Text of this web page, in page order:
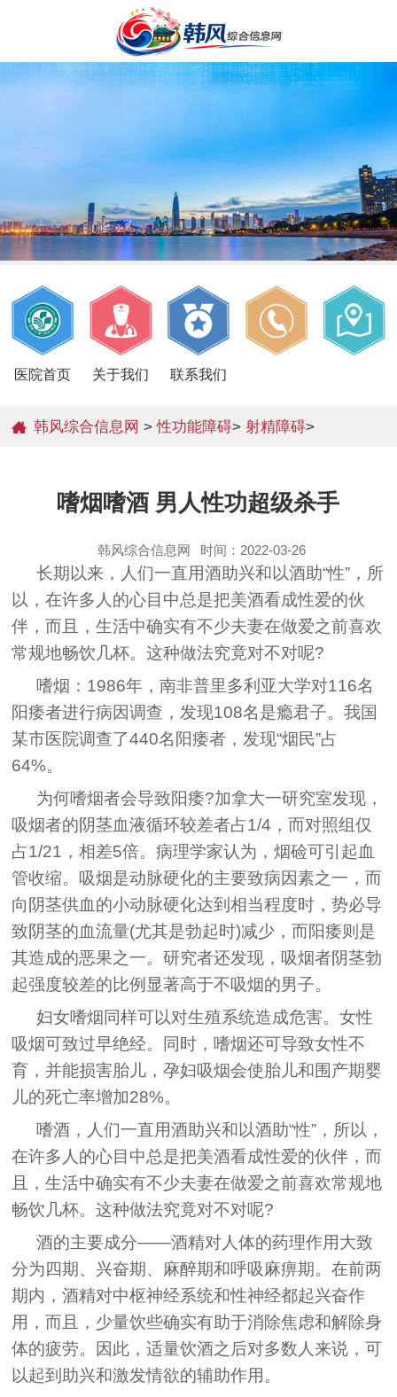
医院首页 关于我们 联系我们
韩风综合信息网 >性功能障碍>射精障碍>
嗜烟嗜酒 男人性功超级杀手
韩风综合信息网 时间：2022-03-26
长期以来，人们一直用酒助兴和以酒助“性”，所
以，在许多人的心目中总是把美酒看成性爱的伙
伴，而且，生活中确实有不少夫妻在做爱之前喜欢
常规地畅饮几杯。这种做法究竟对不对呢?
嗜烟：1986年，南非普里多利亚大学对116名
阳痿者进行病因调查，发现108名是瘾君子。我国
某市医院调查了440名阳痿者，发现“烟民”占
64%。
为何嗜烟者会导致阳痿?加拿大一研究室发现，
吸烟者的阴茎血液循环较差者占1/4，而对照组仅
占1/21，相差5倍。病理学家认为，烟硷可引起血
管收缩。吸烟是动脉硬化的主要致病因素之一，而
向阴茎供血的小动脉硬化达到相当程度时，势必导
致阴茎的血流量(尤其是勃起时)减少，而阳痿则是
其造成的恶果之一。研究者还发现，吸烟者阴茎勃
起强度较差的比例显著高于不吸烟的男子。
妇女嗜烟同样可以对生殖系统造成危害。女性
吸烟可致过早绝经。同时，嗜烟还可导致女性不
育，并能损害胎儿，孕妇吸烟会使胎儿和围产期婴
儿的死亡率增加28%。
嗜酒，人们一直用酒助兴和以酒助“性”，所以，
在许多人的心目中总是把美酒看成性爱的伙伴，而
且，生活中确实有不少夫妻在做爱之前喜欢常规地
畅饮几杯。这种做法究竟对不对呢?
酒的主要成分――酒精对人体的药理作用大致
分为四期、兴奋期、麻醉期和呼吸麻痹期。在前两
期内，酒精对中枢神经系统和性神经都起兴奋作
用，而且，少量饮些确实有助于消除焦虑和解除身
体的疲劳。因此，适量饮酒之后对多数人来说，可
以起到助兴和激发情欲的辅助作用。